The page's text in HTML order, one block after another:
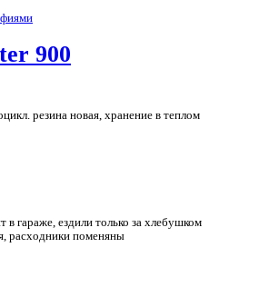
900
резина новая, хранение в теплом
в гараже, ездили только за хлебушком
расходники поменяны